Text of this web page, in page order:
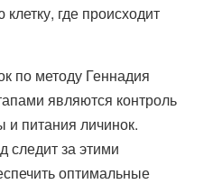
где происходит
по методу Геннадия
являются контроль
и питания личинок.
следит за этими
оптимальные